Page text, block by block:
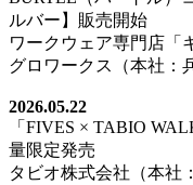
ルバー】販売開始
ワークウェア専門店「
グロワークス（本社：
2026.05.22
「FIVES × TABIO
量限定発売
タビオ株式会社（本社